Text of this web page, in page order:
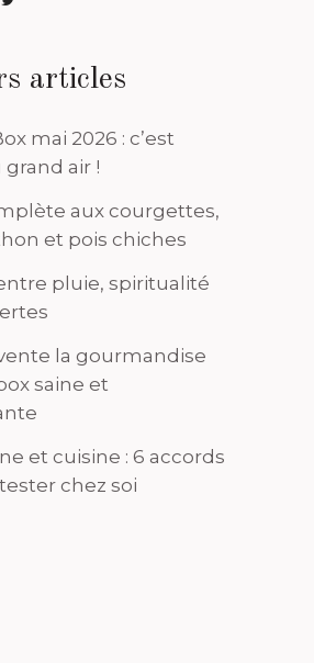
articles
mai 2026 : c’est
grand air !
aux courgettes,
et pois chiches
pluie, spiritualité
la gourmandise
saine et
et cuisine : 6 accords
chez soi